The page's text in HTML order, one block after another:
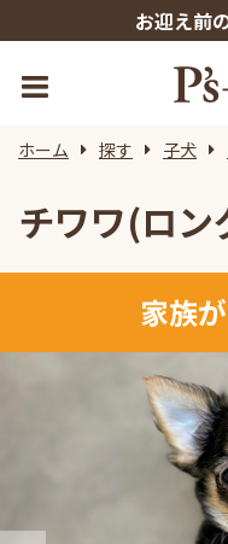
お迎え前
ホーム 探す 子犬
チワワ(ロン
家族